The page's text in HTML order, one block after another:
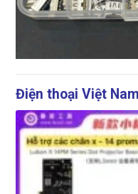
Điện thoại Việt